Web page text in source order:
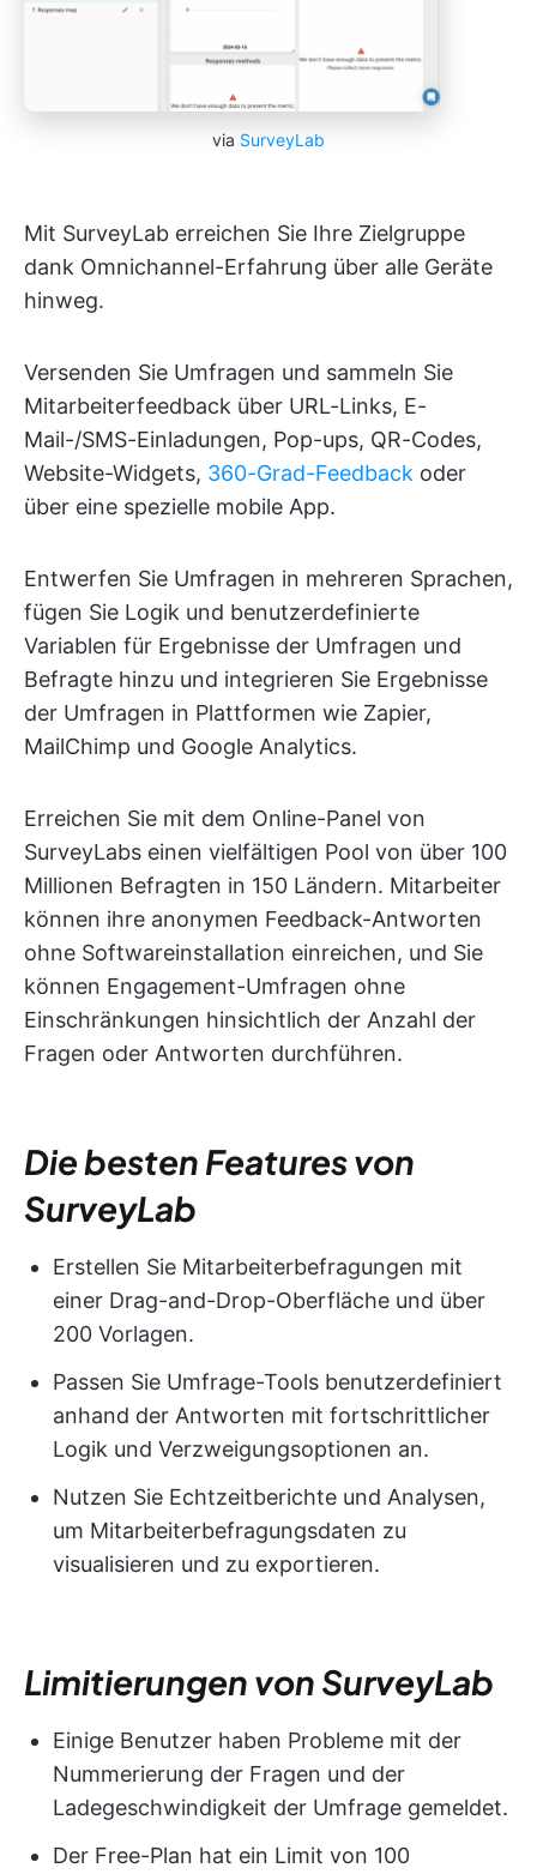
via SurveyLab
Mit SurveyLab erreichen Sie Ihre Zielgruppe
dank Omnichannel-Erfahrung über alle Geräte
hinweg.
Versenden Sie Umfragen und sammeln Sie
Mitarbeiterfeedback über URL-Links, E-
Mail-/SMS-Einladungen, Pop-ups, QR-Codes,
Website-Widgets, 360-Grad-Feedback oder
über eine spezielle mobile App.
Entwerfen Sie Umfragen in mehreren Sprachen,
fügen Sie Logik und benutzerdefinierte
Variablen für Ergebnisse der Umfragen und
Befragte hinzu und integrieren Sie Ergebnisse
der Umfragen in Plattformen wie Zapier,
MailChimp und Google Analytics.
Erreichen Sie mit dem Online-Panel von
SurveyLabs einen vielfältigen Pool von über 100
Millionen Befragten in 150 Ländern. Mitarbeiter
können ihre anonymen Feedback-Antworten
ohne Softwareinstallation einreichen, und Sie
können Engagement-Umfragen ohne
Einschränkungen hinsichtlich der Anzahl der
Fragen oder Antworten durchführen.
Die besten Features von
SurveyLab
Erstellen Sie Mitarbeiterbefragungen mit
einer Drag-and-Drop-Oberfläche und über
200 Vorlagen.
Passen Sie Umfrage-Tools benutzerdefiniert
anhand der Antworten mit fortschrittlicher
Logik und Verzweigungsoptionen an.
Nutzen Sie Echtzeitberichte und Analysen,
um Mitarbeiterbefragungsdaten zu
visualisieren und zu exportieren.
Limitierungen von SurveyLab
Einige Benutzer haben Probleme mit der
Nummerierung der Fragen und der
Ladegeschwindigkeit der Umfrage gemeldet.
Der Free-Plan hat ein Limit von 100